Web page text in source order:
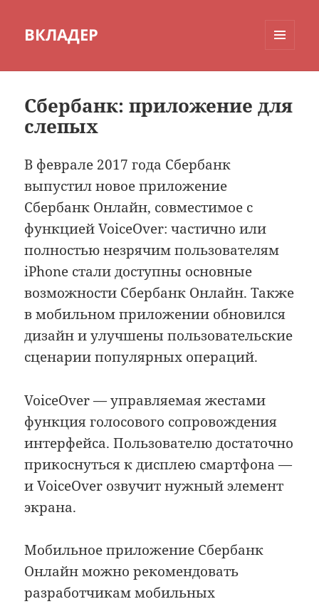
ВКЛАДЕР
Сбербанк: приложение для
слепых
В феврале 2017 года Сбербанк
выпустил новое приложение
Сбербанк Онлайн, совместимое с
функцией VoiceOver: частично или
полностью незрячим пользователям
iPhone стали доступны основные
возможности Сбербанк Онлайн. Также
в мобильном приложении обновился
дизайн и улучшены пользовательские
сценарии популярных операций.
VoiceOver — управляемая жестами
функция голосового сопровождения
интерфейса. Пользователю достаточно
прикоснуться к дисплею смартфона —
и VoiceOver озвучит нужный элемент
экрана.
Мобильное приложение Сбербанк
Онлайн можно рекомендовать
разработчикам мобильных